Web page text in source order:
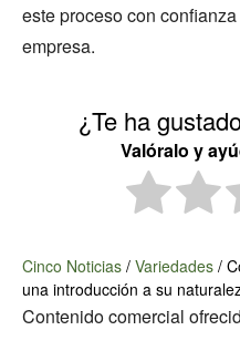
este proceso con
empresa.
¿Te ha
Valóralo y
Cinco Noticias / Variedades /
una introducción a su
Contenido comercial